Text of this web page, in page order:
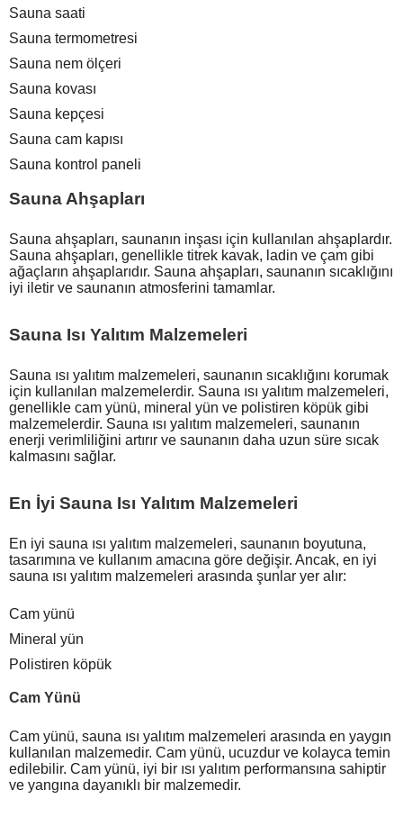
Sauna saati
Sauna termometresi
Sauna nem ölçeri
Sauna kovası
Sauna kepçesi
Sauna cam kapısı
Sauna kontrol paneli
Sauna Ahşapları
Sauna ahşapları, saunanın inşası için kullanılan ahşaplardır.
Sauna ahşapları, genellikle titrek kavak, ladin ve çam gibi
ağaçların ahşaplarıdır. Sauna ahşapları, saunanın sıcaklığını
iyi iletir ve saunanın atmosferini tamamlar.
Sauna Isı Yalıtım Malzemeleri
Sauna ısı yalıtım malzemeleri, saunanın sıcaklığını korumak
için kullanılan malzemelerdir. Sauna ısı yalıtım malzemeleri,
genellikle cam yünü, mineral yün ve polistiren köpük gibi
malzemelerdir. Sauna ısı yalıtım malzemeleri, saunanın
enerji verimliliğini artırır ve saunanın daha uzun süre sıcak
kalmasını sağlar.
En İyi Sauna Isı Yalıtım Malzemeleri
En iyi sauna ısı yalıtım malzemeleri, saunanın boyutuna,
tasarımına ve kullanım amacına göre değişir. Ancak, en iyi
sauna ısı yalıtım malzemeleri arasında şunlar yer alır:
Cam yünü
Mineral yün
Polistiren köpük
Cam Yünü
Cam yünü, sauna ısı yalıtım malzemeleri arasında en yaygın
kullanılan malzemedir. Cam yünü, ucuzdur ve kolayca temin
edilebilir. Cam yünü, iyi bir ısı yalıtım performansına sahiptir
ve yangına dayanıklı bir malzemedir.